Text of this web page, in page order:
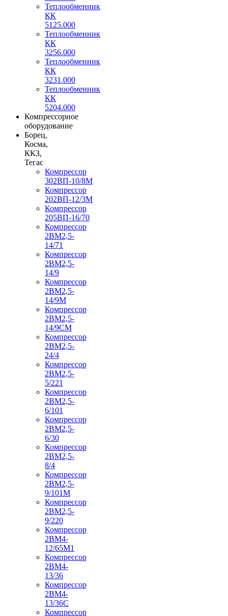
Теплообменник
КК
5125.000
Теплообменник
КК
3256.000
Теплообменник
КК
3231.000
Теплообменник
КК
5204.000
Компрессорное
оборудование
Борец,
Косма,
ККЗ,
Тегас
Компрессор
302ВП-10/8М
Компрессор
202ВП-12/3М
Компрессор
205ВП-16/70
Компрессор
2ВМ2,5-
14/71
Компрессор
2ВМ2,5-
14/9
Компрессор
2ВМ2,5-
14/9М
Компрессор
2ВМ2,5-
14/9СМ
Компрессор
2ВМ2,5-
24/4
Компрессор
2ВМ2,5-
5/221
Компрессор
2ВМ2,5-
6/101
Компрессор
2ВМ2,5-
6/30
Компрессор
2ВМ2,5-
8/4
Компрессор
2ВМ2,5-
9/101М
Компрессор
2ВМ2,5-
9/220
Компрессор
2ВМ4-
12/65М1
Компрессор
2ВМ4-
13/36
Компрессор
2ВМ4-
13/36С
Компрессор